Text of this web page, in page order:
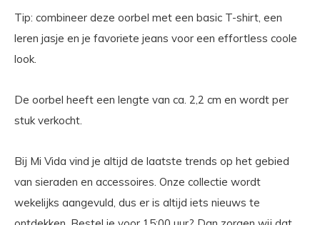
Tip: combineer deze oorbel met een basic T-shirt, een
leren jasje en je favoriete jeans voor een effortless coole
look.
De oorbel heeft een lengte van ca. 2,2 cm en wordt per
stuk verkocht.
Bij Mi Vida vind je altijd de laatste trends op het gebied
van sieraden en accessoires. Onze collectie wordt
wekelijks aangevuld, dus er is altijd iets nieuws te